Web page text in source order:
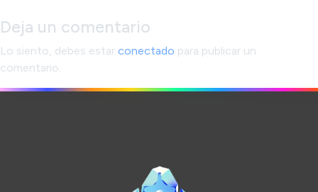
Deja un comentario
Lo siento, debes estar conectado para publicar un
comentario.